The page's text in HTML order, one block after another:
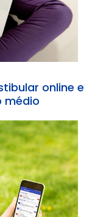
online e
médio